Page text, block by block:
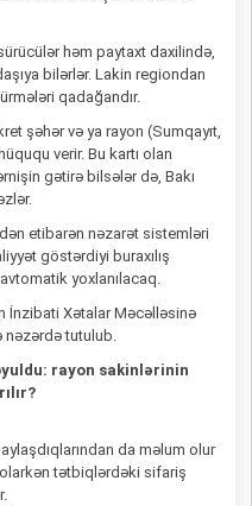
həm paytaxt daxilində,
bilərlər. Lakin regiondan
qadağandır.
şəhər və ya rayon (Sumqayıt,
verir. Bu kartı olan
gətirə bilsələr də, Bakı
etibarən nəzarət sistemləri
göstərdiyi buraxılış
yoxlanılacaq.
İnzibati Xətalar Məcəlləsinə
nəzərdə tutulub.
rayon sakinlərinin
da məlum olur
olarkən tətbiqlərdəki sifariş